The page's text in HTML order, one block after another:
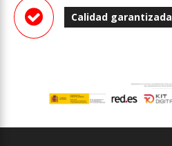
Calidad garantizada